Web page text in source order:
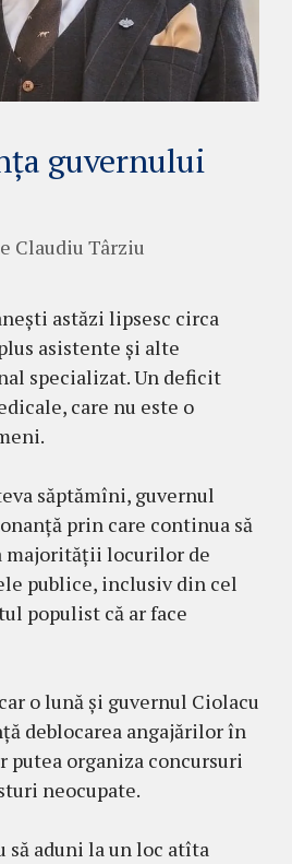
guvernului
Claudiu Târziu
astăzi lipsesc circa
asistente și alte
specializat. Un deficit
care nu este o
săptămîni, guvernul
prin care continua să
majorității locurilor de
publice, inclusiv din cel
populist că ar face
o lună și guvernul Ciolacu
deblocarea angajărilor în
putea organiza concursuri
neocupate.
să aduni la un loc atîta